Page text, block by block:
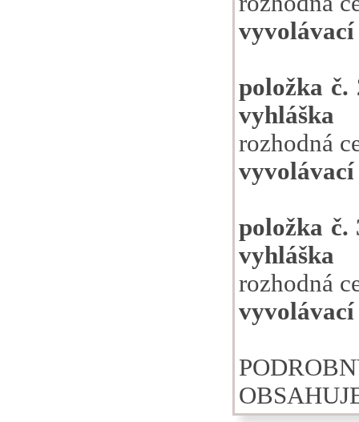
vyvolávací
položka
vyhláška
rozhodná
vyvolávací
položka č.
vyhláška
rozhodná
vyvolávací